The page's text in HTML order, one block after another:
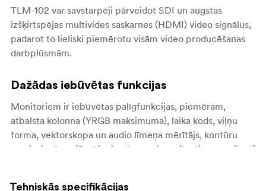
TLM-102 var savstarpēji pārveidot SDI un augstas
izšķirtspējas multivides saskarnes (HDMI) video signālus,
padarot to lieliski piemērotu visām video producēšanas
darbplūsmām.
Dažādas iebūvētas funkcijas
Monitoriem ir iebūvētas palīgfunkcijas, piemēram,
atbalsta kolonna (YRGB maksimuma), laika kods, viļņu
forma, vektorskopa un audio līmeņa mērītājs, kontūru
pastiprināšana (Peaking), tālummaiņa, pikselis pret pikseli
Tehniskās specifikācijas